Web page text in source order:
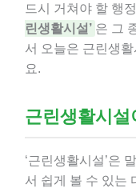
드시 거쳐야 할 행
린생활시설’ 은 그
서 오늘은 근린생
요.
근린생활시
‘근린생활시설’은
서 쉽게 볼 수 있는